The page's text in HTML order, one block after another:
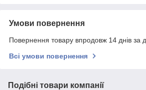
Умови повернення
Повернення товару впродовж 14 днів за
Всі умови повернення
Подібні товари компанії